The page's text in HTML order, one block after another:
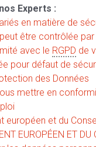
Experts :
en matière de
être contrôlée
avec le RGPD de
pour défaut de
des Données
mettre en
européen et du
EUROPÉEN ET